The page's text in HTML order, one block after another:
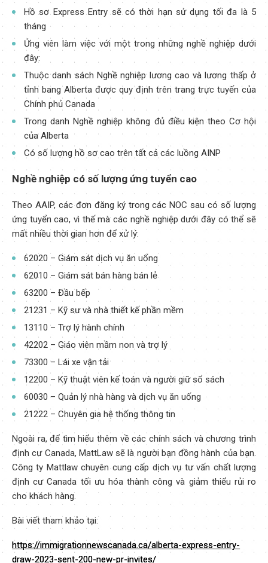
Hồ sơ Express Entry sẽ có thời hạn sử dụng tối đa là 5
tháng
Ứng viên làm việc với một trong những nghề nghiệp dưới
đây:
Thuộc danh sách Nghề nghiệp lương cao và lương thấp ở
tỉnh bang Alberta được quy định trên trang trực tuyến của
Chính phủ Canada
Trong danh Nghề nghiệp không đủ điều kiện theo Cơ hội
của Alberta
Có số lượng hồ sơ cao trên tất cả các luồng AINP
Nghề nghiệp có số lượng ứng tuyển cao
Theo AAIP, các đơn đăng ký trong các NOC sau có số lượng
ứng tuyển cao, vì thế mà các nghề nghiệp dưới đây có thể sẽ
mất nhiều thời gian hơn để xử lý:
62020 – Giám sát dịch vụ ăn uống
62010 – Giám sát bán hàng bán lẻ
63200 – Đầu bếp
21231 – Kỹ sư và nhà thiết kế phần mềm
13110 – Trợ lý hành chính
42202 – Giáo viên mầm non và trợ lý
73300 – Lái xe vận tải
12200 – Kỹ thuật viên kế toán và người giữ sổ sách
60030 – Quản lý nhà hàng và dịch vụ ăn uống
21222 – Chuyên gia hệ thống thông tin
Ngoài ra, để tìm hiểu thêm về các chính sách và chương trình
định cư Canada, MattLaw sẽ là người bạn đồng hành của bạn.
Công ty Mattlaw chuyên cung cấp dịch vụ tư vấn chất lượng
định cư Canada tối ưu hóa thành công và giảm thiểu rủi ro
cho khách hàng.
Bài viết tham khảo tại:
https://immigrationnewscanada.ca/alberta-express-entry-
draw-2023-sent-200-new-pr-invites/